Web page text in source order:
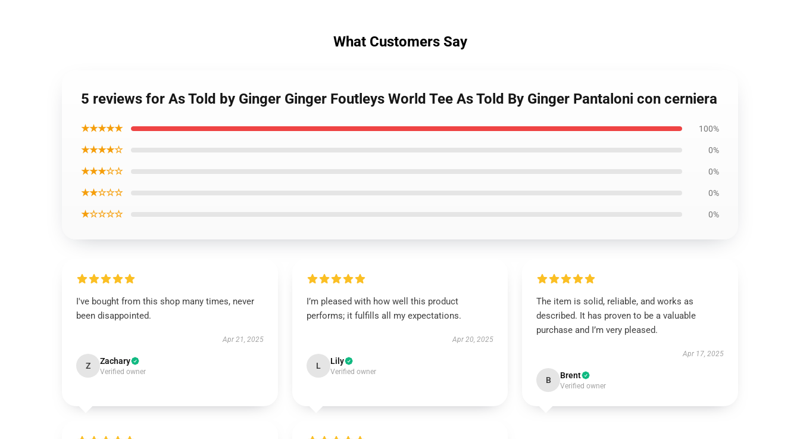
What Customers Say
5 reviews for As Told by Ginger Ginger Foutleys World Tee As Told By Ginger Pantaloni con cerniera
★★★★★ 100%
★★★★☆ 0%
★★★☆☆ 0%
★★☆☆☆ 0%
★☆☆☆☆ 0%
I've bought from this shop many times, never
been disappointed.
Apr 21, 2025
Z Zachary
Verified owner
I’m pleased with how well this product
performs; it fulfills all my expectations.
Apr 20, 2025
L Lily
Verified owner
The item is solid, reliable, and works as
described. It has proven to be a valuable
purchase and I’m very pleased.
Apr 17, 2025
B Brent
Verified owner